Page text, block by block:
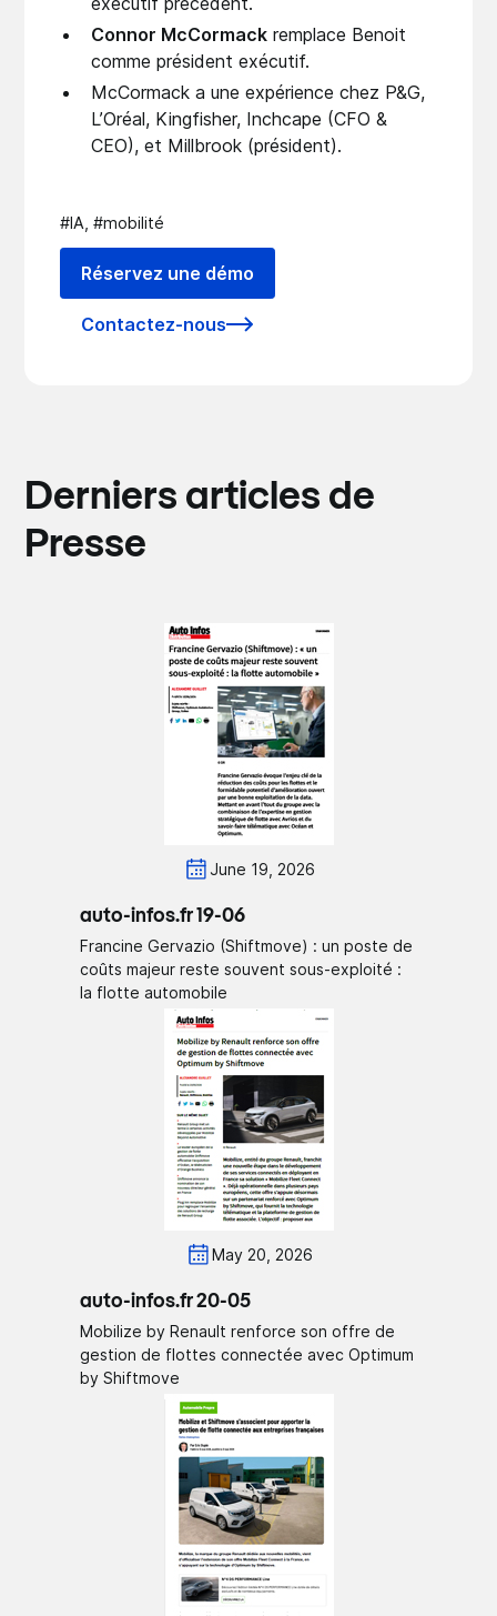
Connor McCormack remplace Benoit
comme président exécutif.
McCormack a une expérience chez P&G,
L’Oréal, Kingfisher, Inchcape (CFO &
CEO), et Millbrook (président).
#IA, #mobilité
Réservez une démo
Contactez-nous
Derniers articles de
Presse
June 19, 2026
auto-infos.fr 19-06
Francine Gervazio (Shiftmove) : un poste de
coûts majeur reste souvent sous-exploité :
la flotte automobile
May 20, 2026
auto-infos.fr 20-05
Mobilize by Renault renforce son offre de
gestion de flottes connectée avec Optimum
by Shiftmove